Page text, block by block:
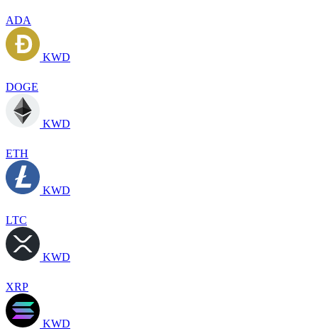
ADA
KWD
DOGE
KWD
ETH
KWD
LTC
KWD
XRP
KWD